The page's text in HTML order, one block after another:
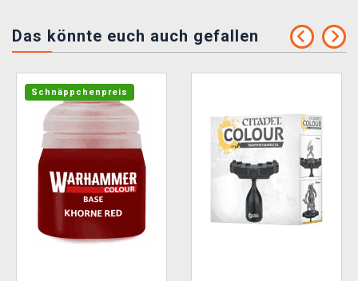
Das könnte euch auch gefallen
Schnäppchenpreis